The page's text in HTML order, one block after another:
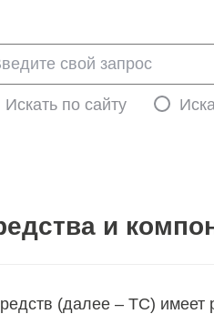
Искать по сайту
и
(далее – ТС) имеет